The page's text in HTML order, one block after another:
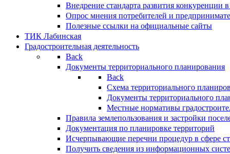
Внедрение стандарта развития конкуренции
Опрос мнения потребителей и
Полезные ссылки на официальные сайты
ТИК Лабинская
Градостроительная деятельность
Back
Документы территориального планирования
Back
Схема территориального
Документы территориального
Местные нормативы
Правила землепользования и застройки
Документация по планировке территорий
Исчерпывающие перечни процедур в сфере
Получить сведения из информационных